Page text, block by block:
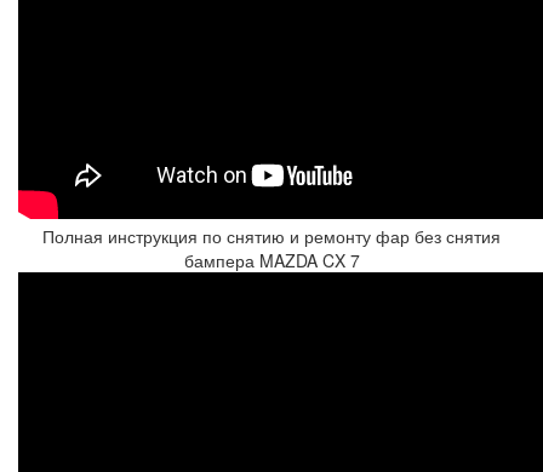
Полная инструкция по снятию и ремонту фар без снятия
бампера MAZDA CX 7